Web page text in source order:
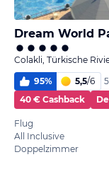
Dream World
Colakli, Türkische
95% 5,5/6
40 € Cashback
Flug
All Inclusive
Doppelzimmer